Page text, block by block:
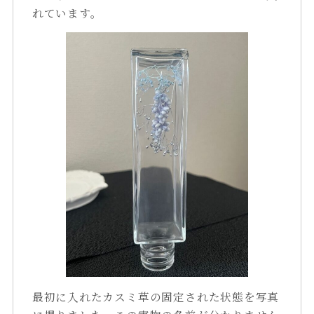
れています。
最初に入れたカスミ草の固定された状態を写真